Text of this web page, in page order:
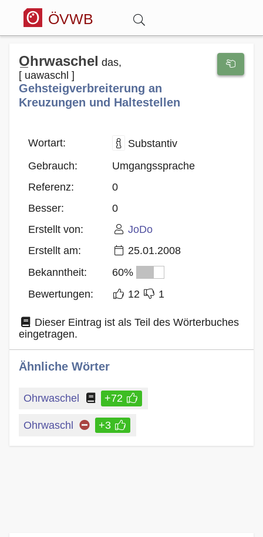
ÖVWB
Anmelden
Wörterbuch
Forum
O̲hrwaschel das,
[ uawaschl ]
Gehsteigverbreiterung an
Kreuzungen und Haltestellen
Wortart:
Substantiv
Gebrauch:
Umgangssprache
Referenz:
0
Besser:
0
Erstellt von:
JoDo
Erstellt am:
25.01.2008
Bekanntheit:
60%
Bewertungen:
12 1
Dieser Eintrag ist als Teil des Wörterbuches
eingetragen.
Ähnliche Wörter
Ohrwaschel +72
Ohrwaschl +3